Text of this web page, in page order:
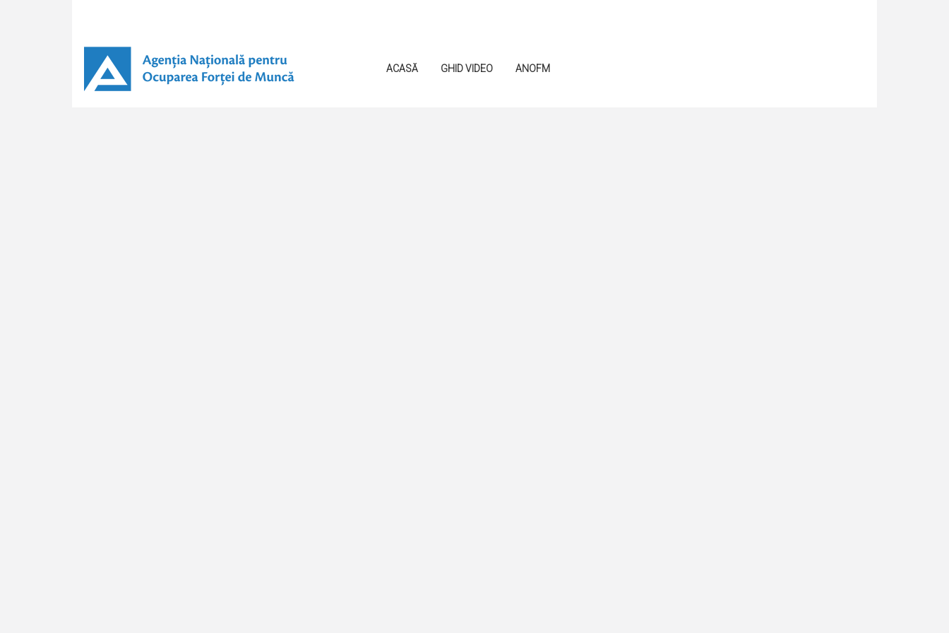
ACASĂ GHID VIDEO ANOFM